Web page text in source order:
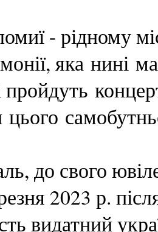
- рідному
яка нині
пройдуть
цього
до свого
2023 р.
видатний